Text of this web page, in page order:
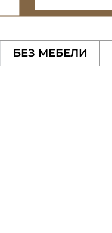
БЕЗ МЕБЕЛИ